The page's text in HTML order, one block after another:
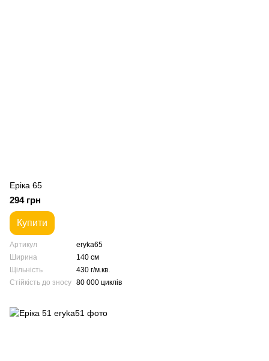
Еріка 65
294 грн
Купити
Артикул
eryka65
Ширина
140 см
Щільність
430 г/м.кв.
Стійкість до зносу 80 000 циклів